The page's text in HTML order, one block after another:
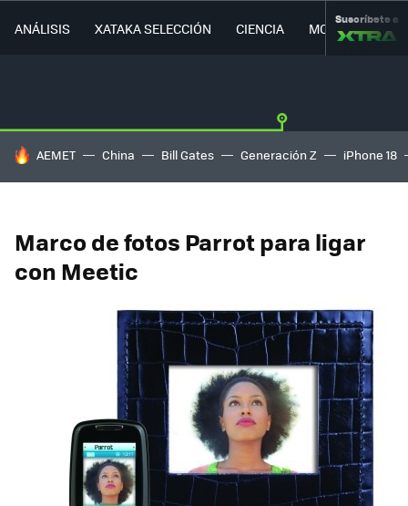
ANÁLISIS XATAKA SELECCIÓN CIENCIA MOVILIDAD
Suscríbete a
HOY SE HABLA DE
AEMET China Bill Gates Generación Z iPhone 18
Marco de fotos Parrot para ligar
con Meetic